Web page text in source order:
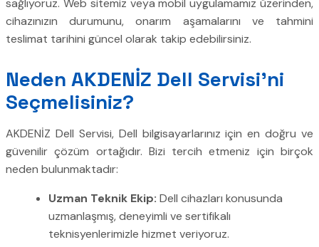
sağlıyoruz. Web sitemiz veya mobil uygulamamız üzerinden,
cihazınızın durumunu, onarım aşamalarını ve tahmini
teslimat tarihini güncel olarak takip edebilirsiniz.
Neden AKDENİZ Dell Servisi’ni
Seçmelisiniz?
AKDENİZ Dell Servisi, Dell bilgisayarlarınız için en doğru ve
güvenilir çözüm ortağıdır. Bizi tercih etmeniz için birçok
neden bulunmaktadır:
Uzman Teknik Ekip: Dell cihazları konusunda
uzmanlaşmış, deneyimli ve sertifikalı
teknisyenlerimizle hizmet veriyoruz.